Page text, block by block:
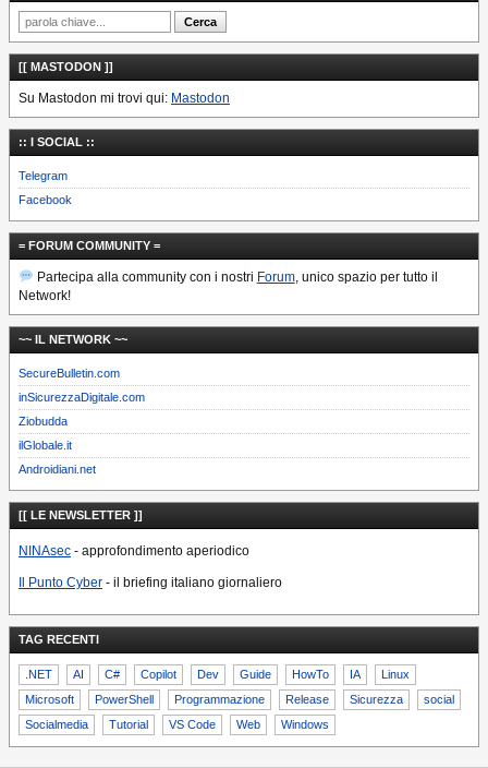
[[ MASTODON ]]
Su Mastodon mi trovi qui: Mastodon
:: I SOCIAL ::
Telegram
Facebook
= FORUM COMMUNITY =
Partecipa alla community con i nostri Forum, unico spazio per tutto il
Network!
~~ IL NETWORK ~~
SecureBulletin.com
inSicurezzaDigitale.com
Ziobudda
ilGlobale.it
Androidiani.net
[[ LE NEWSLETTER ]]
NINAsec - approfondimento aperiodico
Il Punto Cyber - il briefing italiano giornaliero
TAG RECENTI
.NET AI C# Copilot Dev Guide HowTo IA
Linux
Microsoft
PowerShell Programmazione Release Sicurezza
social
Socialmedia
Tutorial VS Code Web Windows